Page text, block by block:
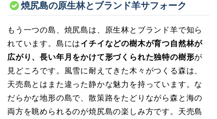
焼尻島の原生林とブランド羊サフォーク
もう一つの島、焼尻島は、原生林とブランド羊で知ら
れています。島にはイチイなどの樹木が育つ自然林が
広がり、長い年月をかけて形づくられた独特の樹形が
見どころです。風雪に耐えてきた木々がつくる森は、
天売島とはまた違った静かな魅力を持っています。な
だらかな地形の島で、散策路をたどりながら森と海の
両方を眺められるのが焼尻島の楽しみ方です。天売島